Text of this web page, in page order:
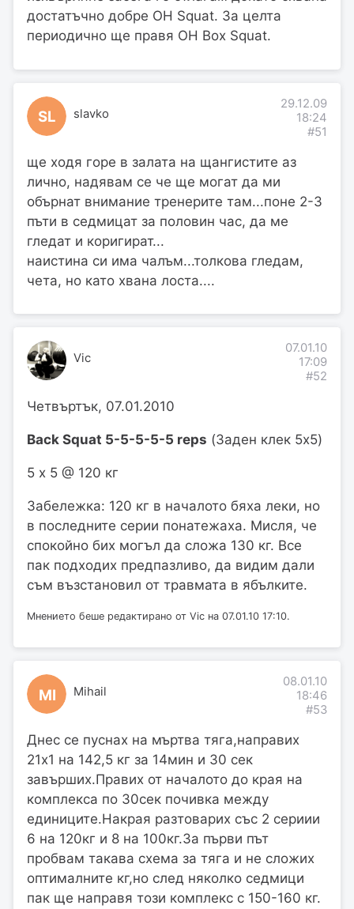
достатъчно добре OH Squat. За целта
периодично ще правя OH Box Squat.
SL slavko
29.12.09
18:24
#51
ще ходя горе в залата на щангистите аз
лично, надявам се че ще могат да ми
обърнат внимание тренерите там...поне 2-3
пъти в седмицат за половин час, да ме
гледат и коригират...
наистина си има чалъм...толкова гледам,
чета, но като хвана лоста....
Vic
07.01.10
17:09
#52
Четвъртък, 07.01.2010
Back Squat 5-5-5-5-5 reps (Заден клек 5х5)
5 х 5 @ 120 кг
Забележка: 120 кг в началото бяха леки, но
в последните серии понатежаха. Мисля, че
спокойно бих могъл да сложа 130 кг. Все
пак подходих предпазливо, да видим дали
съм възстановил от травмата в ябълките.
Мнението беше редактирано от Vic на 07.01.10 17:10.
MI Mihail
08.01.10
18:46
#53
Днес се пуснах на мъртва тяга,направих
21х1 на 142,5 кг за 14мин и 30 сек
завърших.Правих от началото до края на
комплекса по 30сек почивка между
единиците.Накрая разтоварих със 2 сериии
6 на 120кг и 8 на 100кг.За първи път
пробвам такава схема за тяга и не сложих
оптималните кг,но след няколко седмици
пак ще направя този комплекс с 150-160 кг.